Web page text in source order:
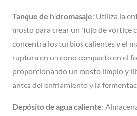
Tanque de hidromasaje: Utiliza la
mosto para crear un flujo de vórtice
concentra los turbios calientes y el
ruptura en un cono compacto en el
proporcionando un mosto limpio y
antes del enfriamiento y la
Depósito de agua caliente: